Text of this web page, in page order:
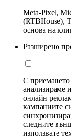
Meta-Pixel,
(RTBHouse),
основа на
Разширено
С приемането
анализираме
онлайн
кампаниите
следните
използвате